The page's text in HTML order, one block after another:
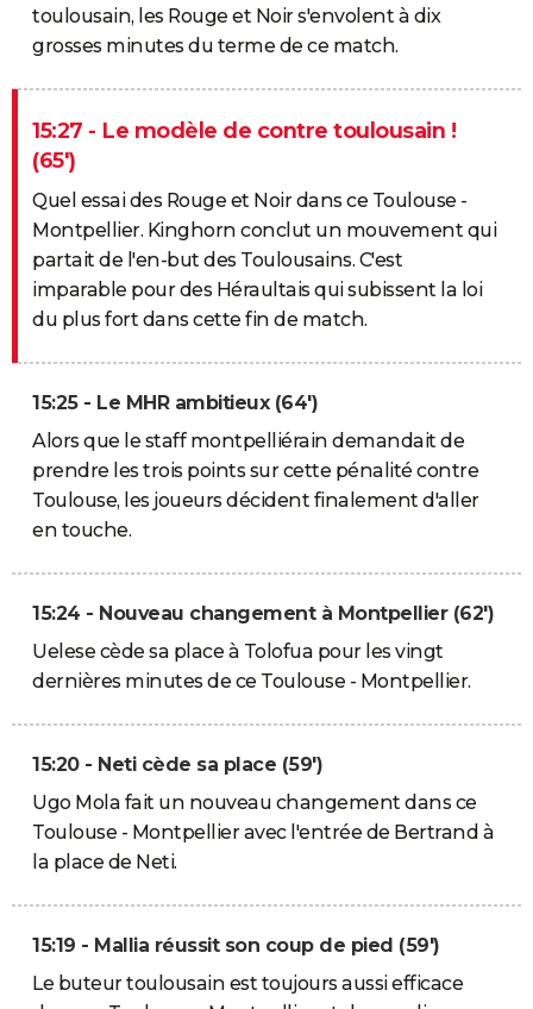
toulousain, les Rouge et Noir s'envolent à dix
grosses minutes du terme de ce match.
15:27 - Le modèle de contre toulousain !
(65')
Quel essai des Rouge et Noir dans ce Toulouse -
Montpellier. Kinghorn conclut un mouvement qui
partait de l'en-but des Toulousains. C'est
imparable pour des Héraultais qui subissent la loi
du plus fort dans cette fin de match.
15:25 - Le MHR ambitieux (64')
Alors que le staff montpelliérain demandait de
prendre les trois points sur cette pénalité contre
Toulouse, les joueurs décident finalement d'aller
en touche.
15:24 - Nouveau changement à Montpellier (62')
Uelese cède sa place à Tolofua pour les vingt
dernières minutes de ce Toulouse - Montpellier.
15:20 - Neti cède sa place (59')
Ugo Mola fait un nouveau changement dans ce
Toulouse - Montpellier avec l'entrée de Bertrand à
la place de Neti.
15:19 - Mallia réussit son coup de pied (59')
Le buteur toulousain est toujours aussi efficace